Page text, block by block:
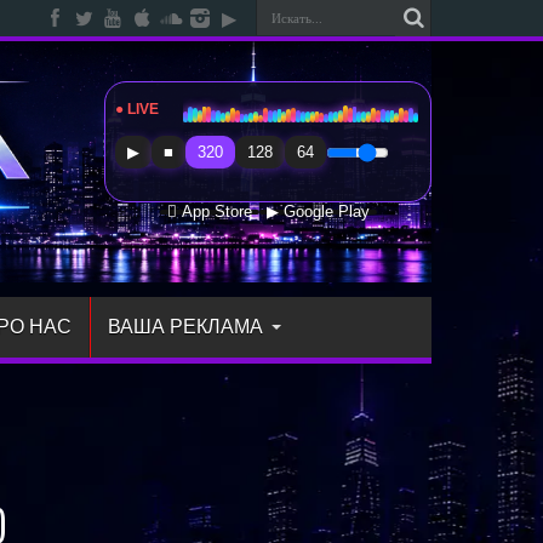
● LIVE Radio Sfera Music
▶ ■ 320 128 64
 App Store ▶ Google Play
НАС ВАША РЕКЛАМА